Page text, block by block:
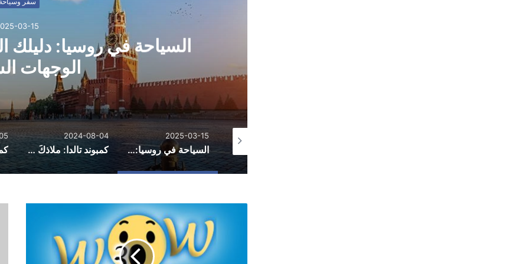
03-15
السياحة في روسيا:
الوجهات
2025-03-15
السياحة في روسيا: دليلك الشامل لاكتشاف أجمل الوجهات السياحية
2024-08-04
كمبوند تالدا: ملاذكَ الهادئ وسط احضان الطبيعة